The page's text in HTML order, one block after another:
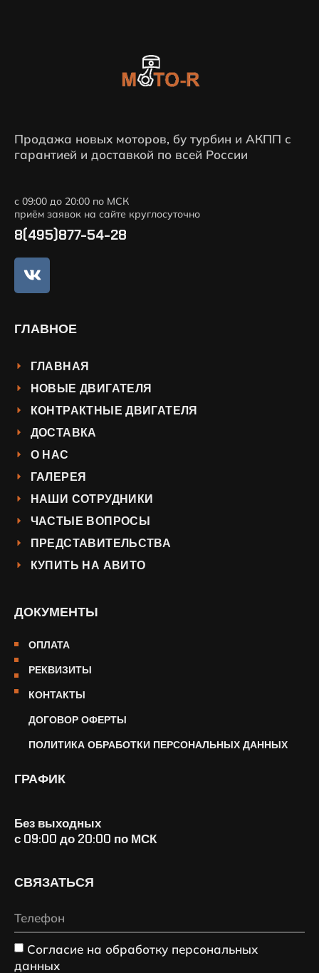
Продажа новых моторов, бу турбин и АКПП с
гарантией и доставкой по всей России
с 09:00 до 20:00 по МСК
приём заявок на сайте круглосуточно
8(495)877-54-28
ГЛАВНОЕ
ГЛАВНАЯ
НОВЫЕ ДВИГАТЕЛЯ
КОНТРАКТНЫЕ ДВИГАТЕЛЯ
ДОСТАВКА
О НАС
ГАЛЕРЕЯ
НАШИ СОТРУДНИКИ
ЧАСТЫЕ ВОПРОСЫ
ПРЕДСТАВИТЕЛЬСТВА
КУПИТЬ НА АВИТО
ДОКУМЕНТЫ
ОПЛАТА
РЕКВИЗИТЫ
КОНТАКТЫ
ДОГОВОР ОФЕРТЫ
ПОЛИТИКА ОБРАБОТКИ ПЕРСОНАЛЬНЫХ ДАННЫХ
ГРАФИК
Без выходных
с 09:00 до 20:00 по МСК
СВЯЗАТЬСЯ
Согласие на обработку персональных
данных